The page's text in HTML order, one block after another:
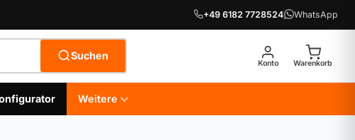
+49 6182 7728524 WhatsApp
Suchen
Konto Warenkorb
Weitere